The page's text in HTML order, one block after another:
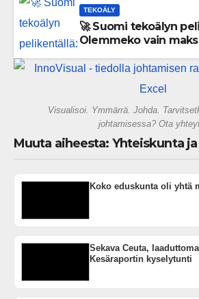
TEKOÄLY
🚀 Suomi tekoälyn
Olemmeko vain
gigatehtaan?
Visualisoi. Ymmärrä. Johda.
johtamisessa? Ota
Muuta aiheesta: Yhteiskunta
Koko eduskunta oli yhtä
Sekava Ceuta,
Kesäraportin kyselytunti